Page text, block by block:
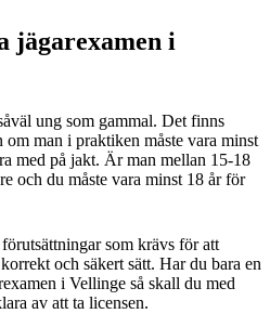
jägarexamen i
ung som gammal. Det finns
om man i praktiken måste vara minst
med på jakt. Är man mellan 15-18
och du måste vara minst 18 år för
som krävs för att
och säkert sätt. Har du bara en
i Vellinge så skall du med
av att ta licensen.